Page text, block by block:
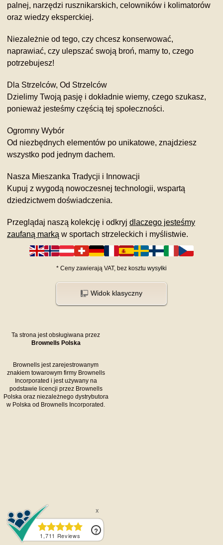
palnej, narzędzi rusznikarskich, celowników i kolimatorów
oraz wiedzy eksperckiej.
Niezależnie od tego, czy chcesz konserwować,
naprawiać, czy ulepszać swoją broń, mamy to, czego
potrzebujesz!
Dla Strzelców, Od Strzelców
Dzielimy Twoją pasję i dokładnie wiemy, czego szukasz,
ponieważ jesteśmy częścią tej społeczności.
Ogromny Wybór
Od niezbędnych elementów po unikatowe, znajdziesz
wszystko pod jednym dachem.
Nasza Mieszanka Tradycji i Innowacji
Kupuj z wygodą nowoczesnej technologii, wspartą
dziedzictwem doświadczenia.
Przeglądaj naszą kolekcję i odkryj dlaczego jesteśmy
zaufaną marką w sportach strzeleckich i myślistwie.
* Ceny zawierają VAT, bez kosztu wysyłki
Widok klasyczny
Ta strona jest obsługiwana przez
Brownells Polska
Brownells jest zarejestrowanym
znakiem towarowym firmy Brownells
Incorporated i jest używany na
podstawie licencji przez Brownells
Polska oraz niezależnego dystrybutora
w Polska od Brownells Incorporated.